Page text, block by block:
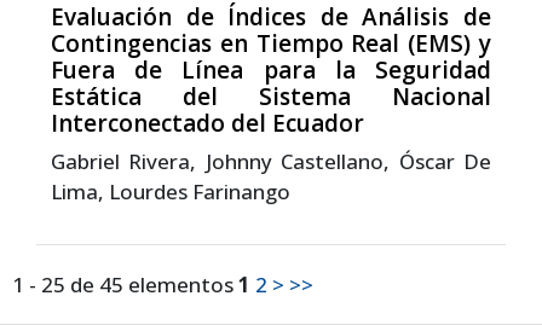
Evaluación de Índices de Análisis de
Contingencias en Tiempo Real (EMS) y
Fuera de Línea para la Seguridad
Estática del Sistema Nacional
Interconectado del Ecuador
Gabriel Rivera, Johnny Castellano, Óscar De
Lima, Lourdes Farinango
1 - 25 de 45 elementos1 2 > >>